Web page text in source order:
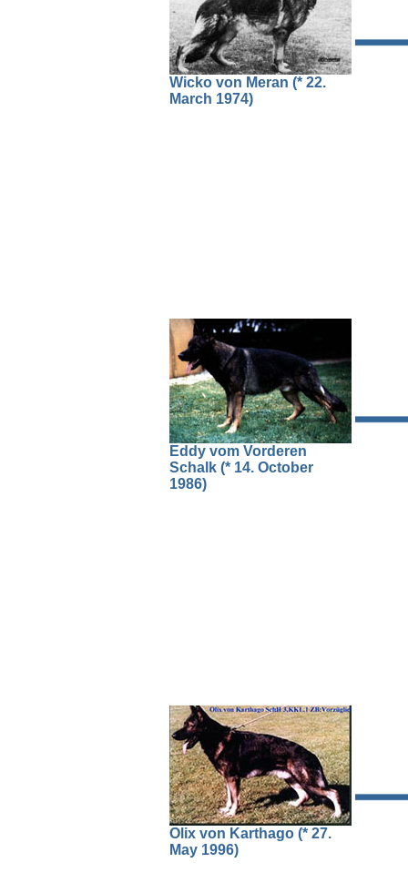
Wicko von Meran (* 22.
March 1974)
Eddy vom Vorderen
Schalk (* 14. October
1986)
Olix von Karthago (* 27.
May 1996)